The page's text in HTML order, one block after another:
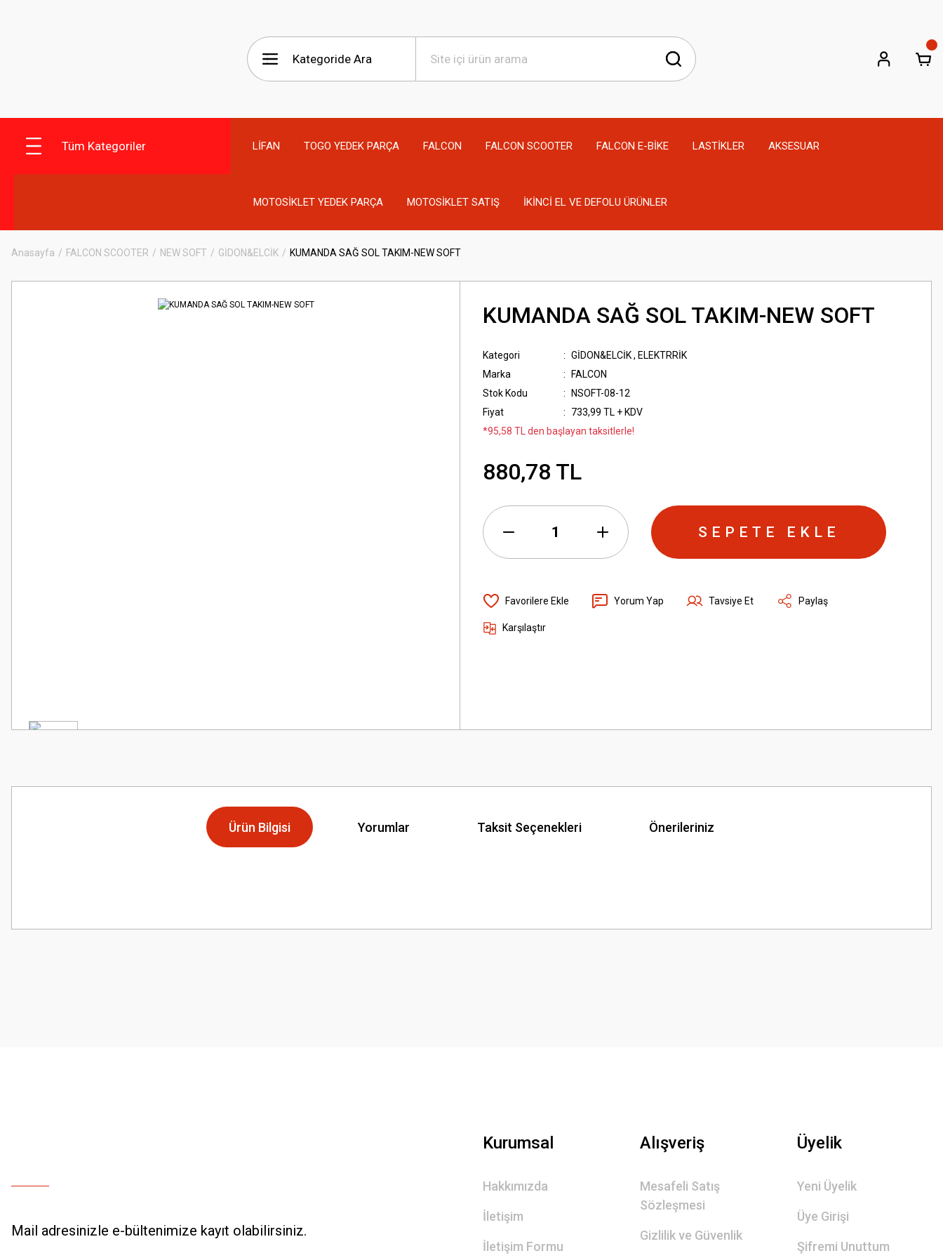
Tüm Kategoriler LİFAN TOGO YEDEK PARÇA FALCON FALCON SCOOTER FALCON E-BİKE LASTİKLER AKSESUAR
MOTOSİKLET YEDEK PARÇA MOTOSİKLET SATIŞ İKİNCİ EL VE DEFOLU ÜRÜNLER
Anasayfa FALCON SCOOTER NEW SOFT GİDON&ELCİK KUMANDA SAĞ SOL TAKIM-NEW SOFT
KUMANDA SAĞ SOL TAKIM-NEW SOFT
Kategori GİDON&ELCİK, ELEKTRRİK
Marka
FALCON
Stok Kodu
NSOFT-08-12
Fiyat
733,99 TL + KDV
*95,58 TL den başlayan taksitlerle!
880,78 TL
SEPETE EKLE
Yorum Yap Tavsiye Et Paylaş
Karşılaştır
Ürün Bilgisi Yorumlar Taksit Seçenekleri Önerileriniz
Görüş ve önerileriniz için teşekkür ederiz.
Mail adresinizle e-bültenimize kayıt olabilirsiniz.
Kurumsal
Hakkımızda
İletişim
İletişim Formu
Alışveriş
Mesafeli Satış
Sözleşmesi
Gizlilik ve Güvenlik
Üyelik
Yeni Üyelik
Üye Girişi
Şifremi Unuttum